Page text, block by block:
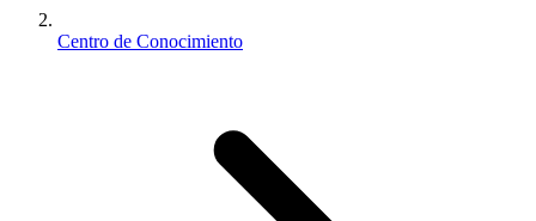
Centro de Conocimiento